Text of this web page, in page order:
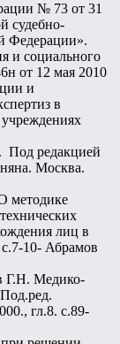
№ 73 от 31
судебно-
Федерации».
и социального
от 12 мая 2010
и
в
Под редакцией
Москва.
методике
лиц в
10- Абрамов
Г.Н. Медико-
гл.8. с.89-